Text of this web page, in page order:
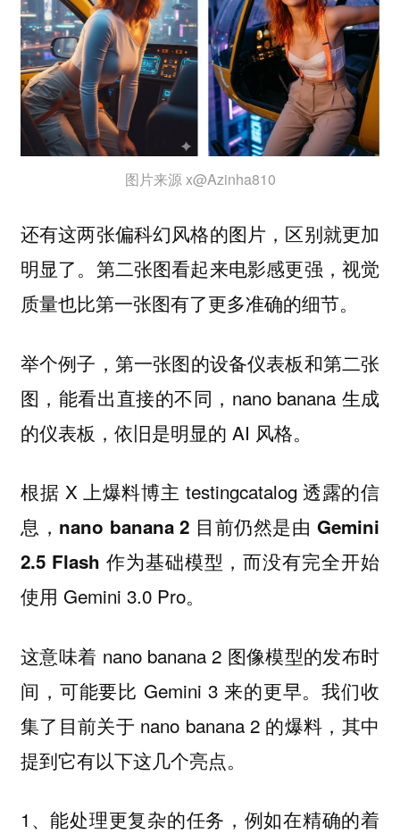
图片来源 x@Azinha810
还有这两张偏科幻风格的图片，区别就更加
明显了。第二张图看起来电影感更强，视觉
质量也比第一张图有了更多准确的细节。
举个例子， 第一张图的设备仪表板和第二张
图 ，能看出直接的不同，nano banana 生成
的仪表板，依旧是明显的 AI 风格。
根据 X 上爆料博主 testingcatalog 透露的信
息， nano banana 2 目前仍然是由 Gemini
2.5 Flash 作为基础模型 ，而没有完全开始
使用 Gemini 3.0 Pro。
这意味着 nano banana 2 图像模型的发布时
间，可能要比 Gemini 3 来的更早。我们收
集了目前关于 nano banana 2 的爆料，其中
提到它有以下这几个亮点。
1、能处理更复杂的任务 ，例如在精确的着